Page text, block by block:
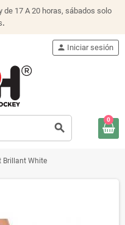
de 17 A 20 horas, sábados solo
.
search
person Iniciar sesión
0
Brillant White